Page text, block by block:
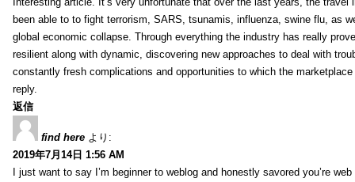
been able to to fight terrorism, SARS, tsunamis, influenza, swine flu, as
global economic collapse. Through everything the industry has really
resilient along with dynamic, discovering new approaches to deal with
constantly fresh complications and opportunities to which the
reply.
返信
find here より:
2019年7月14日 1:56 AM
I just want to say I’m beginner to weblog and honestly savored you’re